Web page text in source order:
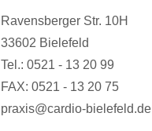
Ravensberger Str. 10H
33602 Bielefeld
Tel.: 0521 - 13 20 99
FAX: 0521 - 13 20 75
praxis@cardio-bielefeld.de